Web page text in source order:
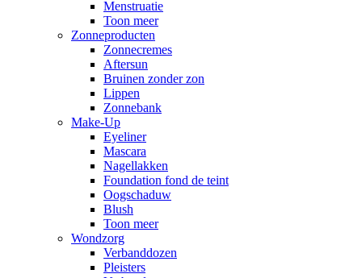
Menstruatie
Toon meer
Zonneproducten
Zonnecremes
Aftersun
Bruinen zonder zon
Lippen
Zonnebank
Make-Up
Eyeliner
Mascara
Nagellakken
Foundation fond de teint
Oogschaduw
Blush
Toon meer
Wondzorg
Verbanddozen
Pleisters